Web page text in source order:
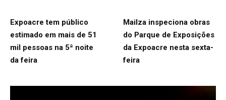
Expoacre tem público
estimado em mais de 51
mil pessoas na 5ª noite
da feira
Mailza inspeciona obras
do Parque de Exposições
da Expoacre nesta sexta-
feira